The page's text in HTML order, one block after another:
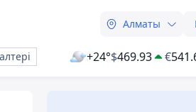
Алматы
+24°$469.93 €